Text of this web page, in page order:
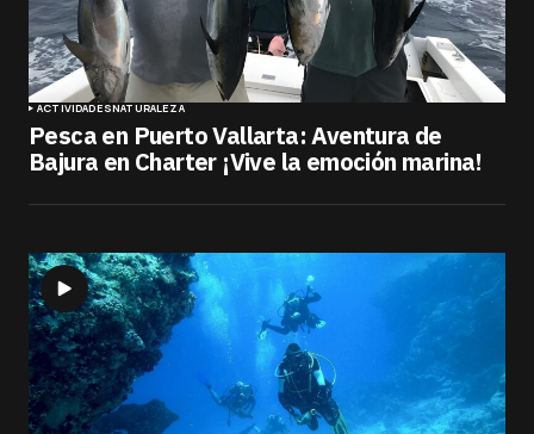
ACTIVIDADESNATURALEZA
Pesca en Puerto Vallarta: Aventura de
Bajura en Charter ¡Vive la emoción marina!